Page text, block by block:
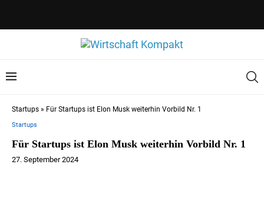
Startups » Für Startups ist Elon Musk weiterhin Vorbild Nr. 1
Startups
Für Startups ist Elon Musk weiterhin Vorbild Nr. 1
27. September 2024